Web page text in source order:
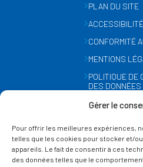
Gérer le
Pour offrir les meilleures expériences,
telles que les cookies pour stocker et/
appareils. Le fait de consentir à ces
des données telles que le
PLAN DU SITE
ACCESSIBILITÉ
CONFORMITÉ
MENTIONS
POLITIQUE DE
DES DONNÉES
GESTION DES